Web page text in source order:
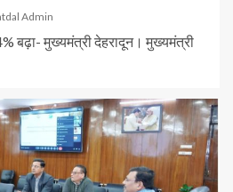
Admin
बढ़ा- मुख्यमंत्री देहरादून। मुख्यमंत्री